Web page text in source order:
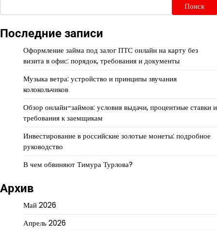
Поиск
Последние записи
Оформление займа под залог ПТС онлайн на карту без
визита в офис: порядок, требования и документы
Музыка ветра: устройство и принципы звучания
колокольчиков
Обзор онлайн-займов: условия выдачи, процентные ставки и
требования к заемщикам
Инвестирование в российские золотые монеты: подробное
руководство
В чем обвиняют Тимура Турлова?
Архив
Май 2026
Апрель 2026